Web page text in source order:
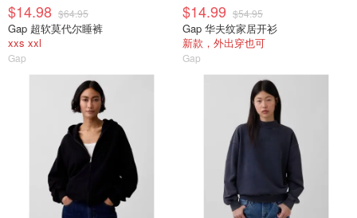
$14.98 $64.95
Gap 超软莫代尔睡裤
xxs xxl
Gap
$14.99 $54.95
Gap 华夫纹家居开衫
新款，外出穿也可
Gap